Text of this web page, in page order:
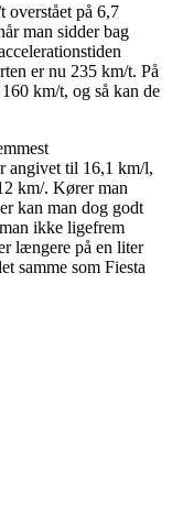
overstået på 6,7
man sidder bag
er nu 235 km/t. På
km/t, og så kan de
angivet til 16,1 km/l,
km/. Kører man
kan man dog godt
ikke ligefrem
længere på en liter
samme som Fiesta